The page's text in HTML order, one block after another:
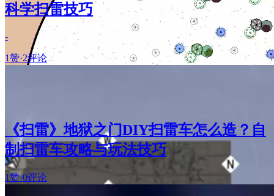
科学扫雷技巧
-
1赞·2评论
《扫雷》地狱之门DIY扫雷车怎么造？自
制扫雷车攻略与玩法技巧
1赞·0评论